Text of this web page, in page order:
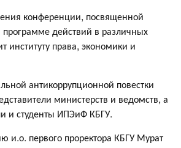
конференции, посвященной
действий в различных
институту права, экономики и
антикоррупционной повестки
министерств и ведомств, а
и студенты ИПЭиФ КБГУ.
и.о. первого проректора КБГУ Мурат